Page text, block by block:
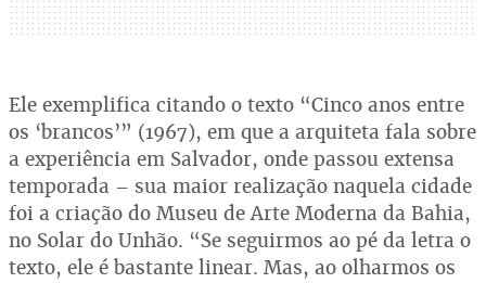
Ele exemplifica citando o texto “Cinco anos entre
os ‘brancos’” (1967), em que a arquiteta fala sobre
a experiência em Salvador, onde passou extensa
temporada – sua maior realização naquela cidade
foi a criação do Museu de Arte Moderna da Bahia,
no Solar do Unhão. “Se seguirmos ao pé da letra o
texto, ele é bastante linear. Mas, ao olharmos os